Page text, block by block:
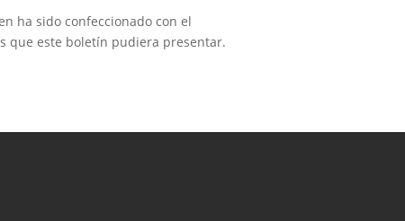
ha sido confeccionado con el
que este boletín pudiera presentar.